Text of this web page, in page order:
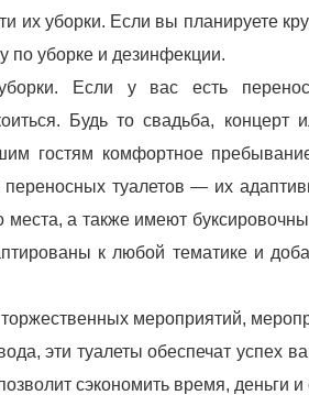
их уборки. Если вы планируете
по уборке и дезинфекции.
Если у вас есть
Будь то свадьба, концерт
гостям комфортное
туалетов — их
а также имеют
к любой тематике и
мероприятий,
эти туалеты обеспечат успех
сэкономить время, деньги и